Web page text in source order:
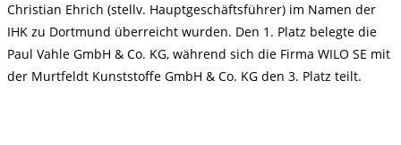
Christian Ehrich (stellv. Hauptgeschäftsführer) im Namen der
IHK zu Dortmund überreicht wurden. Den 1. Platz belegte die
Paul Vahle GmbH & Co. KG, während sich die Firma WILO SE mit
der Murtfeldt Kunststoffe GmbH & Co. KG den 3. Platz teilt.